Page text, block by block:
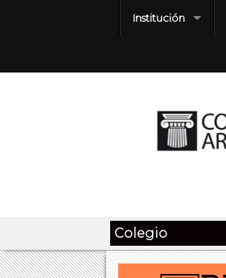
Institución
Colegio